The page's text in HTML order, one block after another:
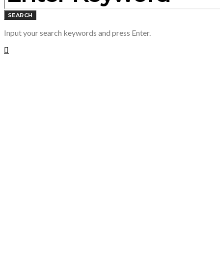
SEARCH
Input your search keywords and press Enter.